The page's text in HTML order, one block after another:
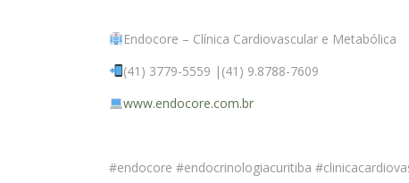
Endocore – Clínica Cardiovascular e Metabólica
(41) 3779-5559 |(41) 9.8788-7609
www.endocore.com.br
#endocore #endocrinologiacuritiba